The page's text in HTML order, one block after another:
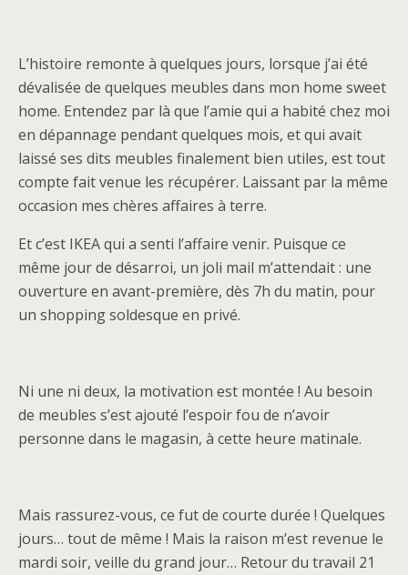
L’histoire remonte à quelques jours, lorsque j’ai été
dévalisée de quelques meubles dans mon home sweet
home. Entendez par là que l’amie qui a habité chez moi
en dépannage pendant quelques mois, et qui avait
laissé ses dits meubles finalement bien utiles, est tout
compte fait venue les récupérer. Laissant par la même
occasion mes chères affaires à terre.
Et c’est IKEA qui a senti l’affaire venir. Puisque ce
même jour de désarroi, un joli mail m’attendait : une
ouverture en avant-première, dès 7h du matin, pour
un shopping soldesque en privé.
Ni une ni deux, la motivation est montée ! Au besoin
de meubles s’est ajouté l’espoir fou de n’avoir
personne dans le magasin, à cette heure matinale.
Mais rassurez-vous, ce fut de courte durée ! Quelques
jours… tout de même ! Mais la raison m’est revenue le
mardi soir, veille du grand jour… Retour du travail 21